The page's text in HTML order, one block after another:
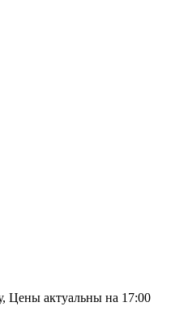
Цены актуальны на 17:00